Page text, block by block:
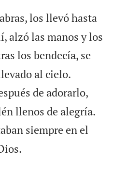
los llevó hasta
alzó las manos y los
los bendecía, se
al cielo.
de adorarlo,
llenos de alegría.
siempre en el